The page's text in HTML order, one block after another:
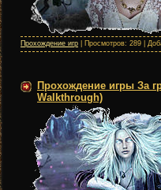
Прохождение игр | Просмотров: 289 |
Прохождение игры За
Walkthrough)